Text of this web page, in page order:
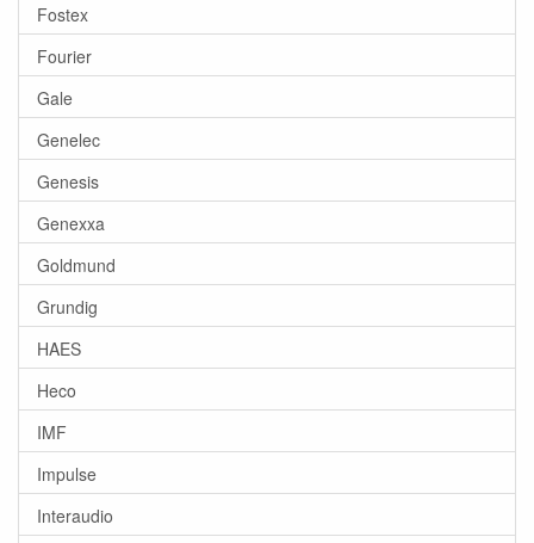
Fostex
Fourier
Gale
Genelec
Genesis
Genexxa
Goldmund
Grundig
HAES
Heco
IMF
Impulse
Interaudio